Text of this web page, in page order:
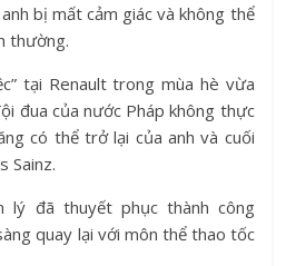
bị mất cảm giác và không thể
thường.
tại Renault trong mùa hè vừa
đua của nước Pháp không thực
có thể trở lại của anh và cuối
Sainz.
lý đã thuyết phục thành công
quay lại với môn thể thao tốc